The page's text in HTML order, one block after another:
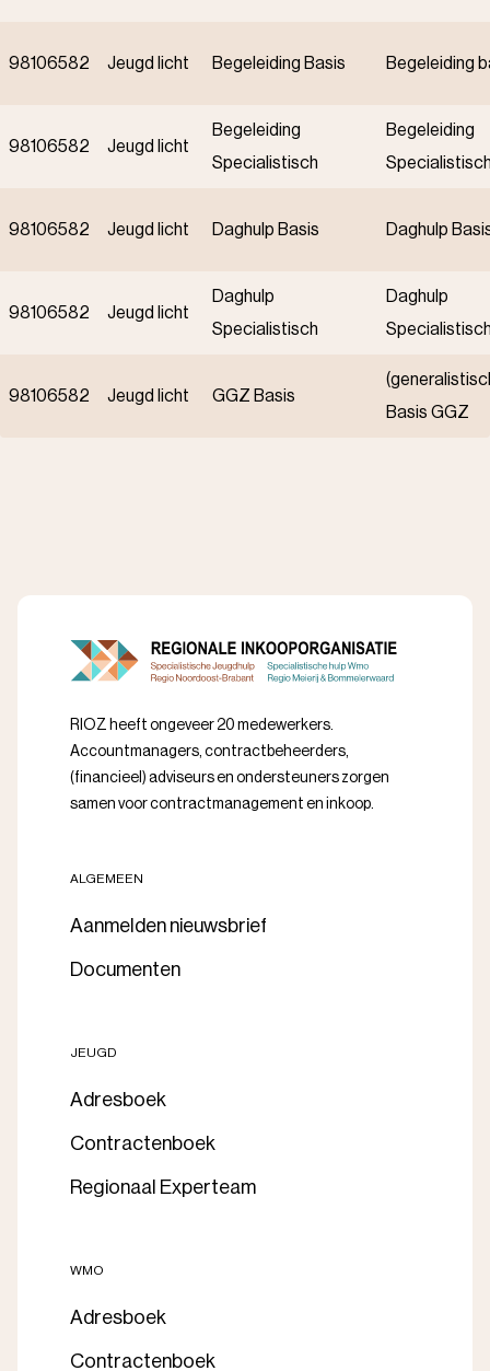
98106582 Jeugd licht Begeleiding Basis Begeleiding
98106582 Jeugd licht
Begeleiding
Specialistisch
Begeleiding
98106582 Jeugd licht Daghulp Basis Daghulp
98106582 Jeugd licht
Daghulp
Specialistisch
Daghulp
98106582 Jeugd licht GGZ Basis
Basis GGZ
RIOZ heeft ongeveer 20 medewerkers.
Accountmanagers, contractbeheerders,
(financieel) adviseurs en ondersteuners zorgen
samen voor contractmanagement en inkoop.
ALGEMEEN
Aanmelden nieuwsbrief
Documenten
JEUGD
Adresboek
Contractenboek
Regionaal Experteam
WMO
Adresboek
Contractenboek